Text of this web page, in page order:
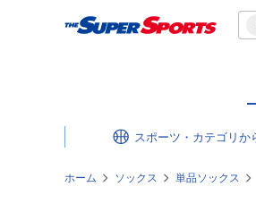
スポーツ・カテゴリ
ホーム ソックス 単品ソックス